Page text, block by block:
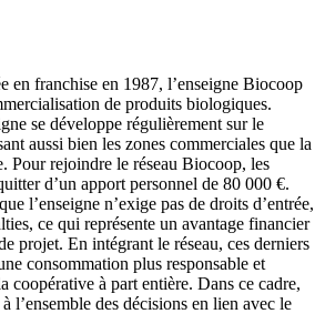
en franchise en 1987, l’enseigne Biocoop
de produits biologiques.
se développe régulièrement sur le
aussi bien les zones commerciales que la
Pour rejoindre le réseau Biocoop, les
d’un apport personnel de 80 000 €.
l’enseigne n’exige pas de droits d’entrée,
ce qui représente un avantage financier
projet. En intégrant le réseau, ces derniers
consommation plus responsable et
coopérative à part entière. Dans ce cadre,
l’ensemble des décisions en lien avec le